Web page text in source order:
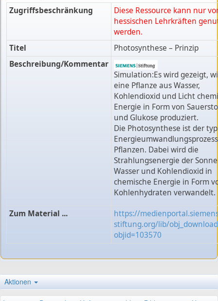
Zugriffsbeschränkung
Diese Ressource kann nur
hessischen Lehrkräften
werden.
Titel
Photosynthese – Prinzip
Beschreibung/Kommentar
Simulation:Es wird gezeigt,
eine Pflanze aus Wasser,
Kohlendioxid und Licht
Energie in Form von
und Glukose produziert.
Die Photosynthese ist der
Pflanzen. Dabei wird die
Strahlungsenergie der
Wasser und Kohlendioxid in
chemische Energie in Form
Kohlenhydraten verwandelt.
Zum Material ...
https://
stiftung.org/lib/
objid=103570
Aktionen